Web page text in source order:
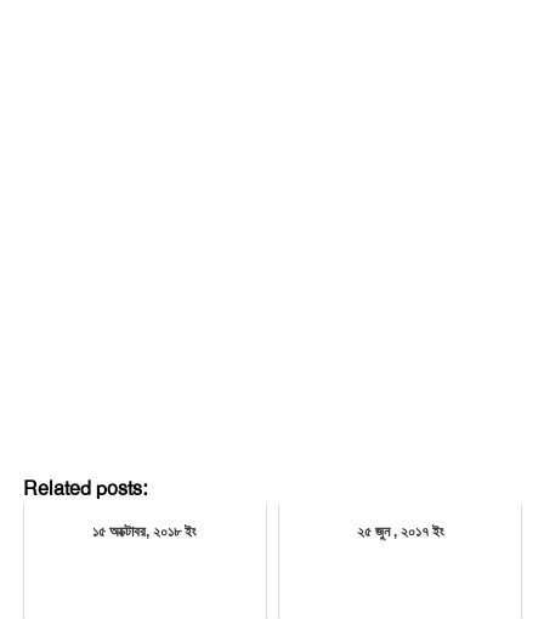
Related posts:
১৫ অক্টোবর, ২০১৮ ইং ২৫ জুন , ২০১৭ ইং